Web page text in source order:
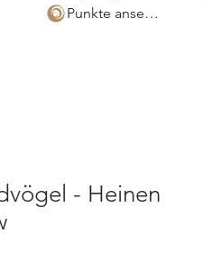
Punkte ansehen
- Heinen